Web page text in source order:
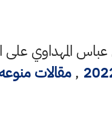
المهداوي على
,مقالات